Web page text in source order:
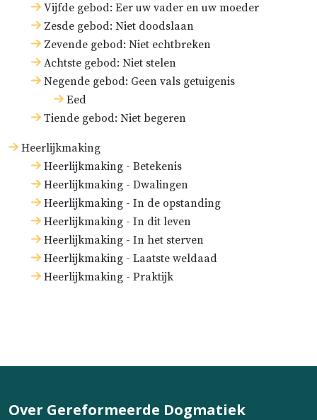
Vijfde gebod: Eer uw vader en uw moeder
Zesde gebod: Niet doodslaan
Zevende gebod: Niet echtbreken
Achtste gebod: Niet stelen
Negende gebod: Geen vals getuigenis
Eed
Tiende gebod: Niet begeren
Heerlijkmaking
Heerlijkmaking - Betekenis
Heerlijkmaking - Dwalingen
Heerlijkmaking - In de opstanding
Heerlijkmaking - In dit leven
Heerlijkmaking - In het sterven
Heerlijkmaking - Laatste weldaad
Heerlijkmaking - Praktijk
Over Gereformeerde Dogmatiek